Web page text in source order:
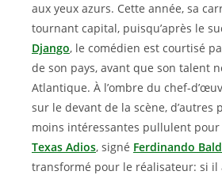
aux yeux azurs. Cette année, sa
tournant capital, puisqu’après le
Django, le comédien est courtisé
de son pays, avant que son talent
Atlantique. À l’ombre du chef-
sur le devant de la scène, d’autres
moins intéressantes pullulent pour
Texas Adios, signé Ferdinando
transformé pour le réalisateur: si il